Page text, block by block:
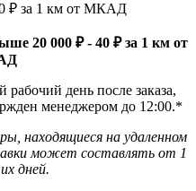
₽ за 1 км от МКАД
20 000 ₽ - 40 ₽ за 1 км от
день после заказа,
менеджером до 12:00.*
находящиеся на удаленном
может составлять от 1
дней.